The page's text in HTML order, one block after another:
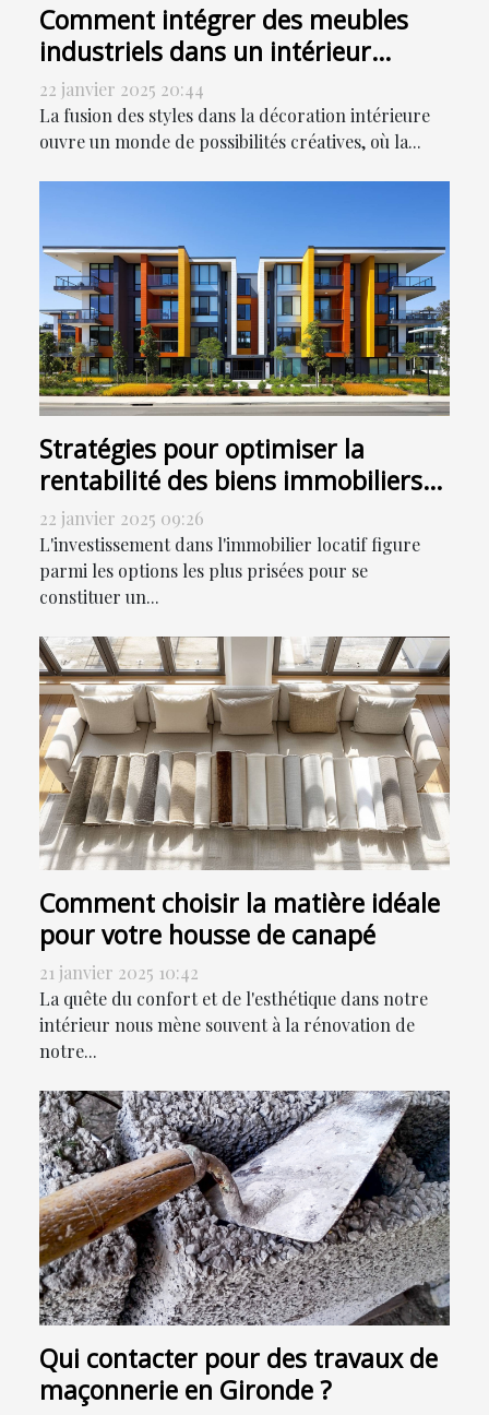
Comment intégrer des meubles
industriels dans un intérieur
moderne
22 janvier 2025 20:44
La fusion des styles dans la décoration intérieure
ouvre un monde de possibilités créatives, où la...
Stratégies pour optimiser la
rentabilité des biens immobiliers
locatifs
22 janvier 2025 09:26
L'investissement dans l'immobilier locatif figure
parmi les options les plus prisées pour se
constituer un...
Comment choisir la matière idéale
pour votre housse de canapé
21 janvier 2025 10:42
La quête du confort et de l'esthétique dans notre
intérieur nous mène souvent à la rénovation de
notre...
Qui contacter pour des travaux de
maçonnerie en Gironde ?